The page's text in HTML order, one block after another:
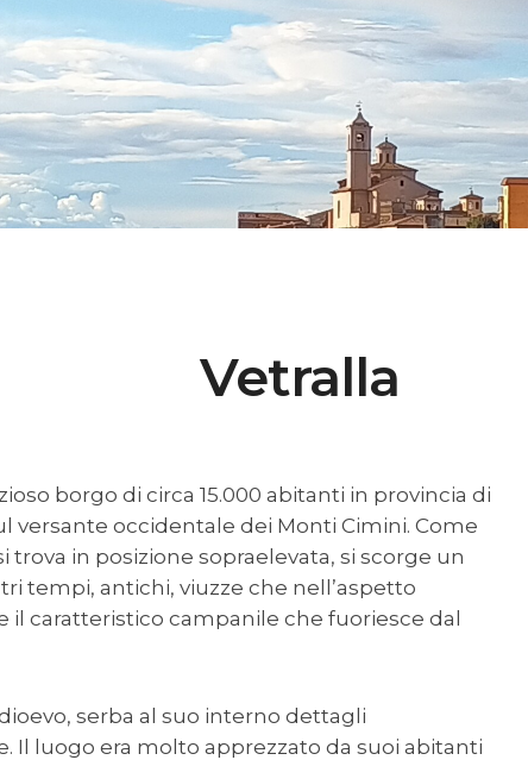
Vetralla
borgo di circa 15.000 abitanti in provincia di
versante occidentale dei Monti Cimini. Come
trova in posizione sopraelevata, si scorge un
tempi, antichi, viuzze che nell’aspetto
il caratteristico campanile che fuoriesce dal
serba al suo interno dettagli
Il luogo era molto apprezzato da suoi abitanti